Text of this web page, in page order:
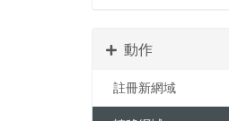
動作
註冊新網域